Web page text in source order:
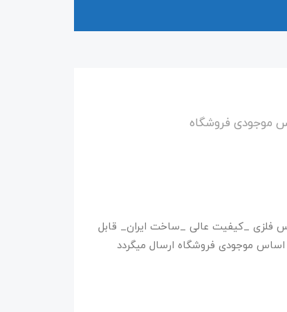
موجودی فروشگاه
فلزی _کیفیت عالی _ساخت ایران_ قابل
اساس موجودی فروشگاه ارسال میگردد